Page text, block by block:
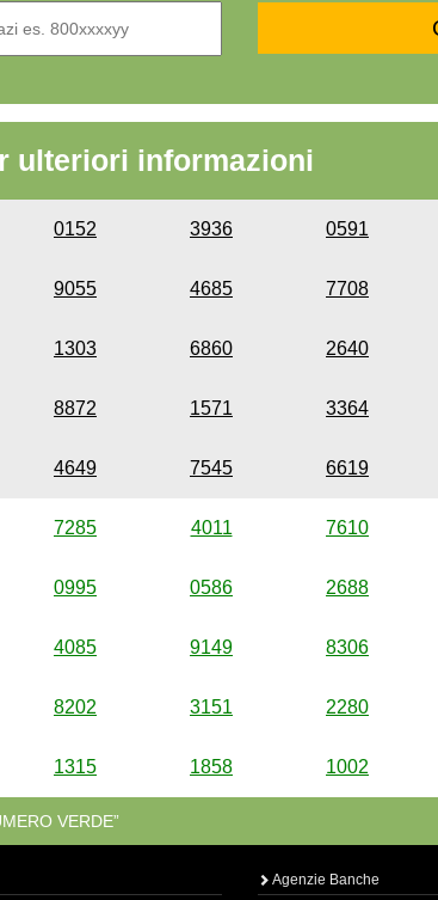
ulteriori informazioni
0152 3936 0591
9055 4685 7708
1303 6860 2640
8872 1571 3364
4649 7545 6619
7285 4011 7610
0995 0586 2688
4085 9149 8306
8202 3151 2280
1315 1858 1002
VERDE”
Agenzie Banche